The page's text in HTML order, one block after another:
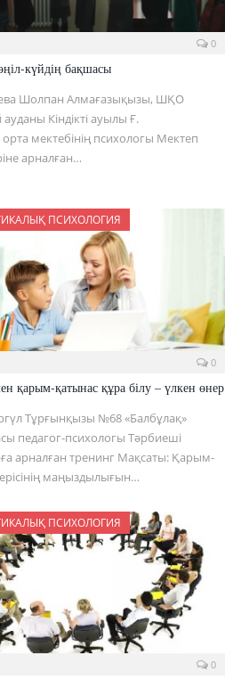
0
күйдің бақшасы
Шолпан Алмағазықызы, ШҚО
Кіндікті ауылы Ғ.
мектебінің психологы Мектеп
арналған…
ПСИХОЛОГИЯ
0
қарым-қатынас құра білу – үлкен өнер
Тұрғынқызы №68 «Балбұлақ»
педагог-психологы Тәрбиеші
арналған тренинг Мақсаты: Қарым-
маңыздылығын…
ПСИХОЛОГИЯ
0